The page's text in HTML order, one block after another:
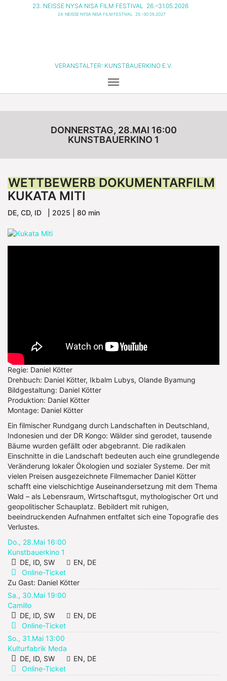
23. NEISSE NYSA NISA FILM FESTIVAL 26.–31.05.2026
24. NEISSE NYSA NISA FILM FESTIVAL 25.–30.05.2027
VERANSTALTER: KUNSTBAUERKINO E.V.
DONNERSTAG, 28.MAI 16:00
KUNSTBAUERKINO 1
WETTBEWERB DOKUMENTARFILM
KUKATA MITI
DE, CD, ID | 2025 | 80 min
Regie: Daniel Kötter
Drehbuch: Daniel Kötter, Ikbalm Lubys, Olande Byamung
Bildgestaltung: Daniel Kötter
Produktion: Daniel Kötter
Montage: Daniel Kötter
Ein filmischer Rundgang durch Landschaften in Deutschland,
Indonesien und der DR Kongo: Wälder sind gerodet, tausende
Bäume wurden gefällt oder abgebrannt. Die radikalen
Einschnitte in die Landschaft bedeuten auch eine grundlegende
Veränderung lokaler Ökologien und sozialer Systeme. Der mit
vielen Preisen ausgezeichnete Filmemacher Daniel Kötter
schafft eine vielschichtige Auseinandersetzung mit dem Thema
Wald – als Lebensraum, Wirtschaftsgut, mythologischer Ort und
geopolitischer Schauplatz. Bebildert mit ruhigen,
beeindruckenden Aufnahmen entfaltet sich eine Topografie des
Verlustes.
Do., 28.Mai 16:00
Kunstbauerkino 1
DE, ID, SW
EN, DE
Online-Ticket
Zu Gast: Daniel Kötter
Sa., 30.Mai 19:00
Camillo
DE, ID, SW
EN, DE
Online-Ticket
So., 31.Mai 13:00
Kulturfabrik Meda
DE, ID, SW
EN, DE
Online-Ticket